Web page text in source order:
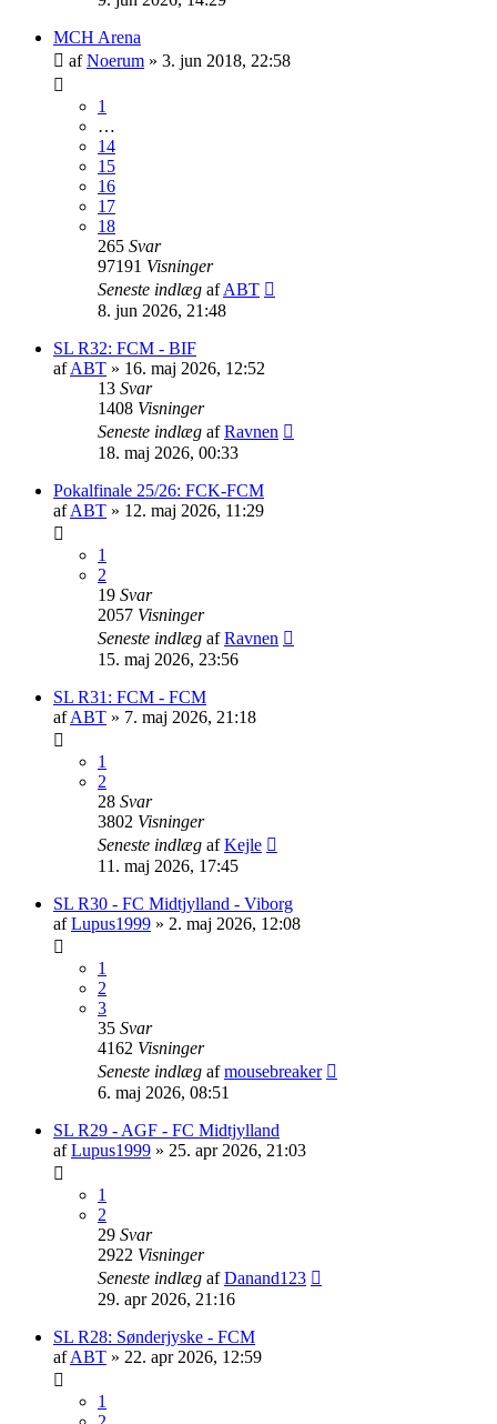
MCH Arena
afNoerum » 3. jun 2018, 22:58
1
…
14
15
16
17
18
265 Svar
97191 Visninger
Seneste indlæg afABT
8. jun 2026, 21:48
SL R32: FCM - BIF
afABT » 16. maj 2026, 12:52
13 Svar
1408 Visninger
Seneste indlæg afRavnen
18. maj 2026, 00:33
Pokalfinale 25/26: FCK-FCM
afABT » 12. maj 2026, 11:29
1
2
19 Svar
2057 Visninger
Seneste indlæg afRavnen
15. maj 2026, 23:56
SL R31: FCM - FCM
afABT » 7. maj 2026, 21:18
1
2
28 Svar
3802 Visninger
Seneste indlæg afKejle
11. maj 2026, 17:45
SL R30 - FC Midtjylland - Viborg
afLupus1999 » 2. maj 2026, 12:08
1
2
3
35 Svar
4162 Visninger
Seneste indlæg afmousebreaker
6. maj 2026, 08:51
SL R29 - AGF - FC Midtjylland
afLupus1999 » 25. apr 2026, 21:03
1
2
29 Svar
2922 Visninger
Seneste indlæg afDanand123
29. apr 2026, 21:16
SL R28: Sønderjyske - FCM
afABT » 22. apr 2026, 12:59
1